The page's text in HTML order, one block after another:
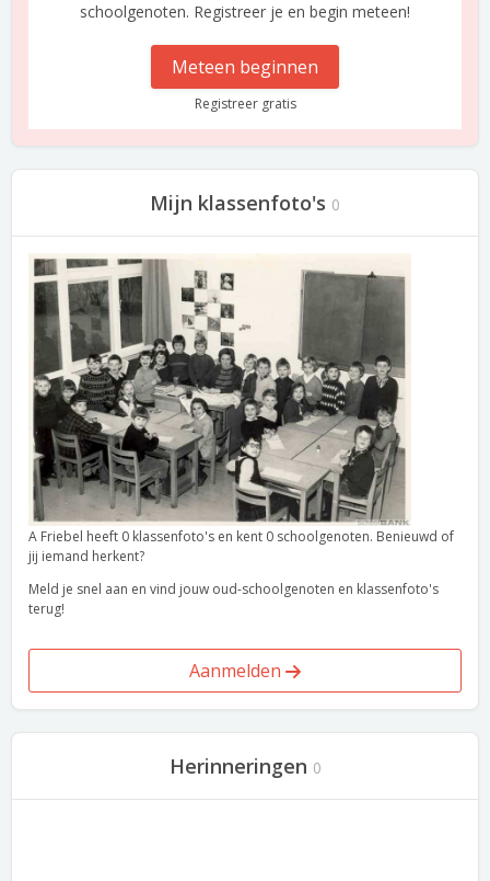
schoolgenoten. Registreer je en begin meteen!
Meteen beginnen
Registreer gratis
Mijn klassenfoto's 0
A Friebel heeft 0 klassenfoto's en kent 0 schoolgenoten. Benieuwd of
jij iemand herkent?
Meld je snel aan en vind jouw oud-schoolgenoten en klassenfoto's
terug!
Aanmelden
Herinneringen 0